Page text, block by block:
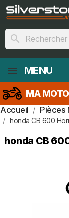
search
MENU
MA MOTO
Accueil Pièces
honda CB 600
honda CB